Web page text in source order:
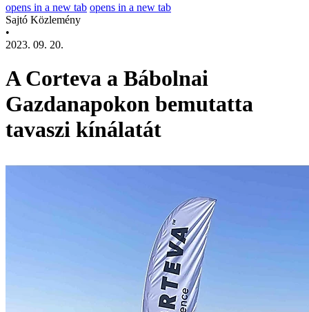
opens in a new tab opens in a new tab
Sajtó Közlemény
•
2023. 09. 20.
A Corteva a Bábolnai
Gazdanapokon bemutatta
tavaszi kínálatát